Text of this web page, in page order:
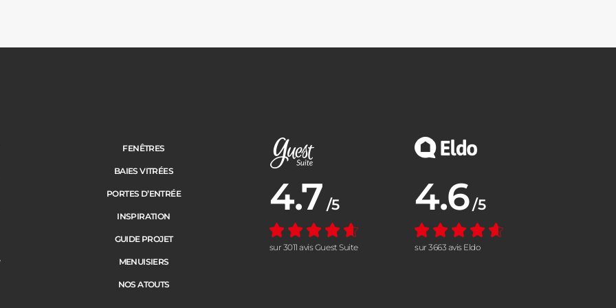
FENÊTRES
BAIES VITRÉES
PORTES D’ENTRÉE
INSPIRATION
GUIDE PROJET
MENUISIERS
NOS ATOUTS
Note moyenne :
4.7 /5
sur 3011 avis Guest Suite
Note moyenne :
4.6 /5
sur 3663 avis Eldo